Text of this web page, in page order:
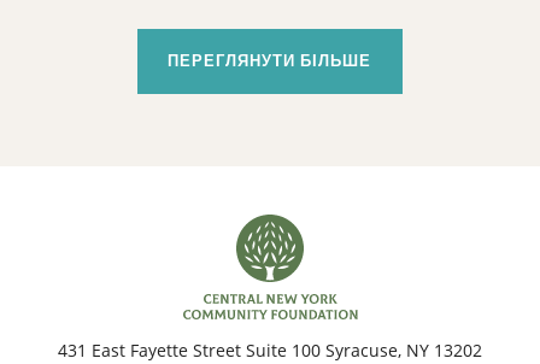
ПЕРЕГЛЯНУТИ БІЛЬШЕ
431 East Fayette Street Suite 100 Syracuse, NY 13202